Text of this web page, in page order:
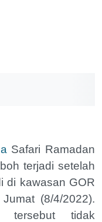
Safari Ramadan
terjadi setelah
di kawasan GOR
(8/4/2022).
tersebut tidak